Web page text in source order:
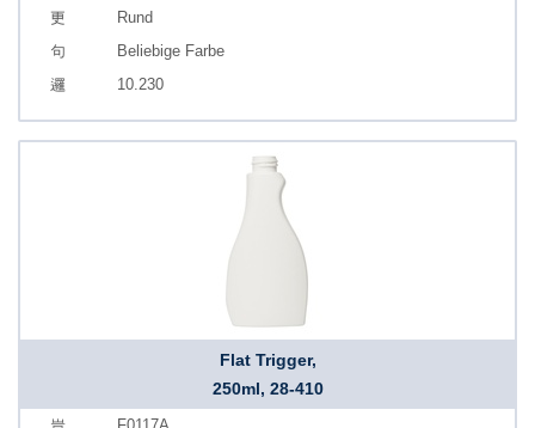
Rund
Beliebige Farbe
10.230
Flat Trigger,
250ml, 28-410